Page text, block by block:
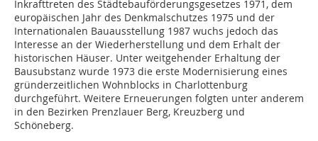
Inkrafttreten des Städtebauförderungsgesetzes 1971, dem
europäischen Jahr des Denkmalschutzes 1975 und der
Internationalen Bauausstellung 1987 wuchs jedoch das
Interesse an der Wiederherstellung und dem Erhalt der
historischen Häuser. Unter weitgehender Erhaltung der
Bausubstanz wurde 1973 die erste Modernisierung eines
gründerzeitlichen Wohnblocks in Charlottenburg
durchgeführt. Weitere Erneuerungen folgten unter anderem
in den Bezirken Prenzlauer Berg, Kreuzberg und
Schöneberg.